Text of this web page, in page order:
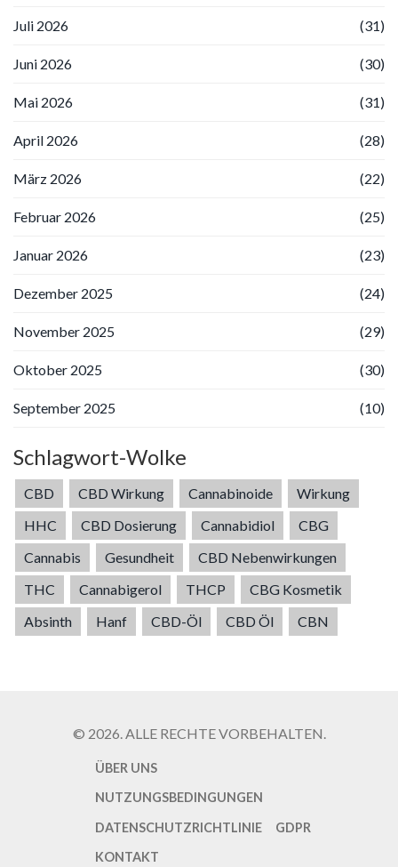
Juli 2026 (31)
Juni 2026 (30)
Mai 2026 (31)
April 2026 (28)
März 2026 (22)
Februar 2026 (25)
Januar 2026 (23)
Dezember 2025 (24)
November 2025 (29)
Oktober 2025 (30)
September 2025 (10)
Schlagwort-Wolke
CBD CBD Wirkung Cannabinoide
Wirkung
HHC
CBD Dosierung Cannabidiol
CBG
Cannabis
Gesundheit
CBD Nebenwirkungen
THC
Cannabigerol THCP
CBG Kosmetik
Absinth
Hanf CBD-Öl CBD Öl CBN
© 2026. ALLE RECHTE VORBEHALTEN.
ÜBER UNS
NUTZUNGSBEDINGUNGEN
DATENSCHUTZRICHTLINIE
GDPR
KONTAKT